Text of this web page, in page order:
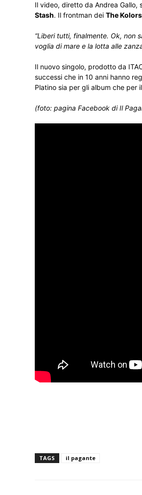
Il video, diretto da Andrea Gallo,
Stash. Il frontman dei The Kolors
“Liberi tutti, finalmente. Ok, non
voglia di mare e la lotta alle
Il nuovo singolo, prodotto da
successi che in 10 anni hanno
Platino sia per gli album che per
(foto: pagina Facebook di Il
TAGS il pagante